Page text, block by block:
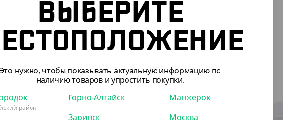
АРТ. 21019
ВЫБЕРИТЕ
Это нужно, чтобы показывать актуальную информацию по
наличию товаров и упростить покупки.
район
Горно-Алтайск
Заринск
Манжерок
Москва